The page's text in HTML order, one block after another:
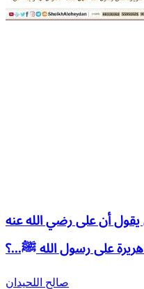
أن على رضي الله عنه
على رسول الله ﷺ...؟
صالح اللحيدان